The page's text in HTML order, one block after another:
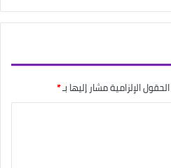
الحقول الإلزامية مشار إليها بـ*